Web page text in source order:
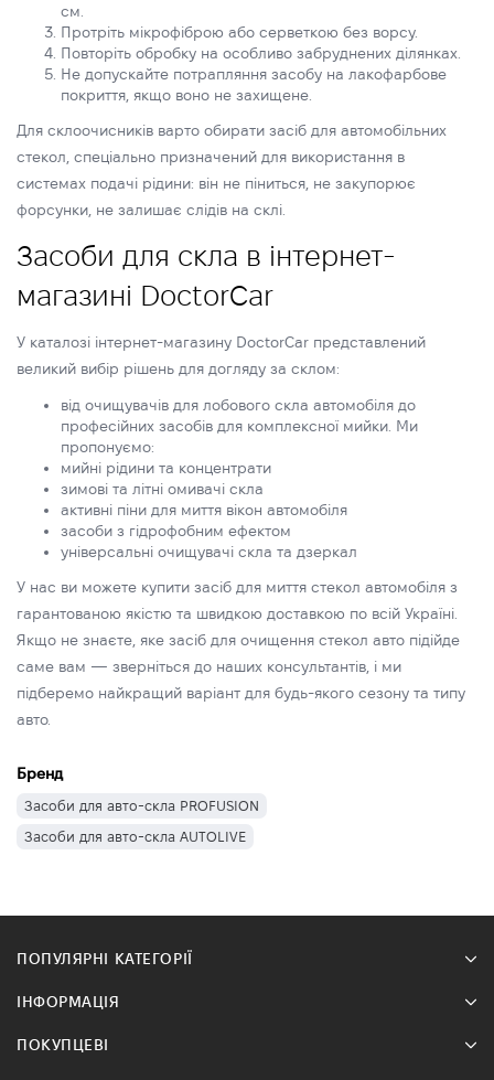
см.
Протріть мікрофіброю або серветкою без ворсу.
Повторіть обробку на особливо забруднених ділянках.
Не допускайте потрапляння засобу на лакофарбове
покриття, якщо воно не захищене.
Для склоочисників варто обирати засіб для автомобільних
стекол, спеціально призначений для використання в
системах подачі рідини: він не піниться, не закупорює
форсунки, не залишає слідів на склі.
Засоби для скла в інтернет-
магазині DoctorCar
У каталозі інтернет-магазину DoctorCar представлений
великий вибір рішень для догляду за склом:
від очищувачів для лобового скла автомобіля до
професійних засобів для комплексної мийки. Ми
пропонуємо:
мийні рідини та концентрати
зимові та літні омивачі скла
активні піни для миття вікон автомобіля
засоби з гідрофобним ефектом
універсальні очищувачі скла та дзеркал
У нас ви можете купити засіб для миття стекол автомобіля з
гарантованою якістю та швидкою доставкою по всій Україні.
Якщо не знаєте, яке засіб для очищення стекол авто підійде
саме вам — зверніться до наших консультантів, і ми
підберемо найкращий варіант для будь-якого сезону та типу
авто.
Бренд
Засоби для авто-скла PROFUSION
Засоби для авто-скла AUTOLIVE
ПОПУЛЯРНІ КАТЕГОРІЇ
ІНФОРМАЦІЯ
ПОКУПЦЕВІ